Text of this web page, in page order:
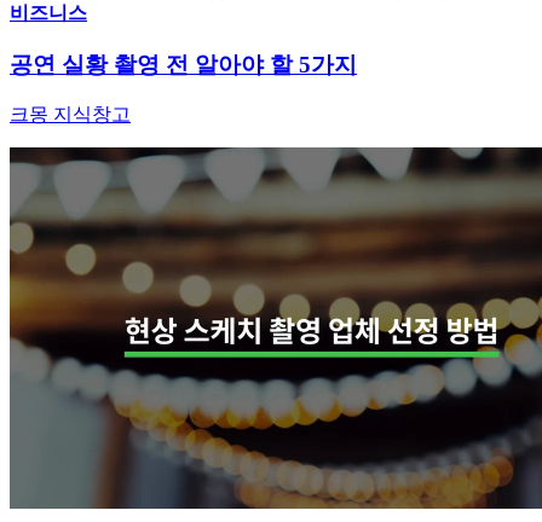
비즈니스
공연 실황 촬영 전 알아야 할 5가지
크몽 지식창고